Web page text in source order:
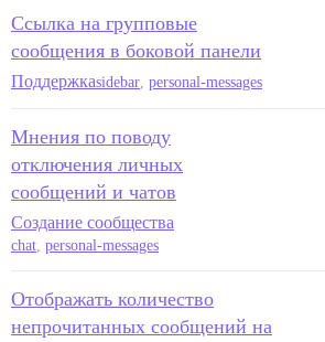
Ссылка на групповые
сообщения в боковой панели
Поддержкаsidebar personal-messages
Мнения по поводу
отключения личных
сообщений и чатов
Создание сообщества
chat, personal-messages
Отображать количество
непрочитанных сообщений на